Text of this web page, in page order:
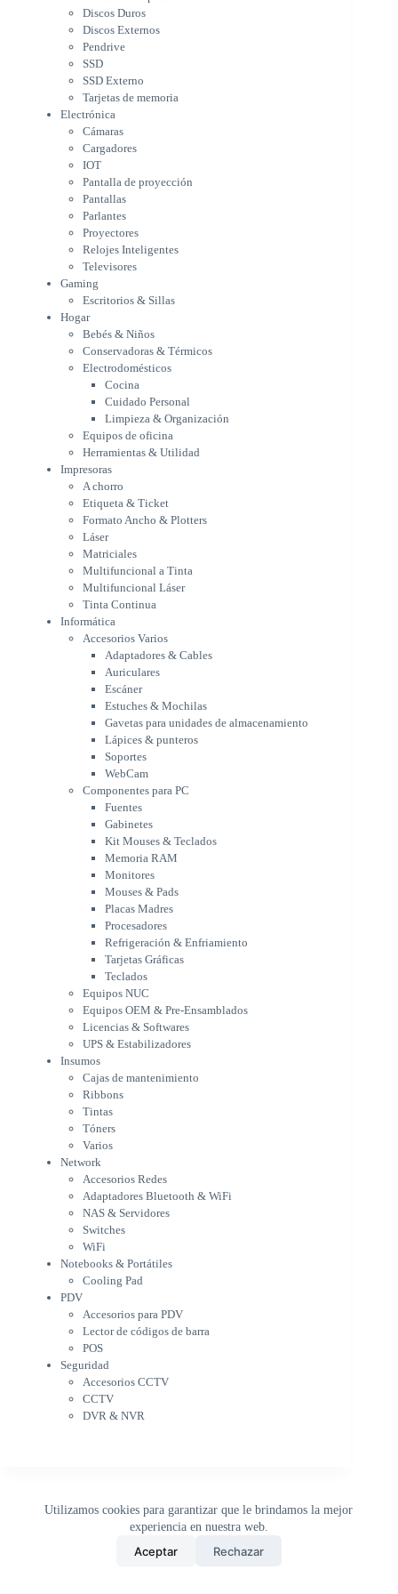
Utilizamos cookies para garantizar que le brindamos la mejor
experiencia en nuestra web.
Aceptar Rechazar
IOT
Pantalla de proyección
Pantallas
Proyectores
Relojes Inteligentes
Televisores
Gaming
Escritorios & Sillas
Hogar
Bebés & Niños
Conservadoras & Térmicos
Electrodomésticos
Cocina
Cuidado Personal
Limpieza & Organización
Equipos de oficina
Herramientas & Utilidad
Impresoras
A chorro
Etiqueta & Ticket
Formato Ancho & Plotters
Matriciales
Multifuncional a Tinta
Tinta Continua
Informática
Accesorios Varios
Adaptadores & Cables
Auriculares
Escáner
Estuches & Mochilas
Gavetas para unidades de
almacenamiento
Lápices & punteros
Soportes
WebCam
Componentes para PC
Fuentes
Gabinetes
Kit Mouses & Teclados
Memoria RAM
Monitores
Mouses & Pads
Placas Madres
Procesadores
Refrigeración & Enfriamiento
Tarjetas Gráficas
Teclados
Equipos NUC
Equipos OEM & Pre-Ensamblados
Licencias & Softwares
UPS & Estabilizadores
Insumos
Cajas de mantenimiento
Ribbons
Tintas
Tóners
Varios
Network
Accesorios Redes
Adaptadores Bluetooth & WiFi
Switches
WiFi
Notebooks & Portátiles
Cargador para notebook
Cooling Pad
PDV
Accesorios para PDV
Lector de códigos de barra
POS
Seguridad
Accesorios CCTV
CCTV
DVR & NVR
Sin categorizar
Discos Duros
Discos Externos
Pendrive
SSD
SSD Externo
Tarjetas de memoria
Electrónica
Cámaras
Cargadores
IOT
Pantalla de proyección
Pantallas
Parlantes
Proyectores
Relojes Inteligentes
Televisores
Gaming
Escritorios & Sillas
Hogar
Bebés & Niños
Conservadoras & Térmicos
Electrodomésticos
Cocina
Cuidado Personal
Limpieza & Organización
Equipos de oficina
Herramientas & Utilidad
Impresoras
A chorro
Etiqueta & Ticket
Formato Ancho & Plotters
Láser
Matriciales
Multifuncional a Tinta
Multifuncional Láser
Tinta Continua
Informática
Accesorios Varios
Adaptadores & Cables
Auriculares
Escáner
Estuches & Mochilas
Gavetas para unidades de almacenamiento
Lápices & punteros
Soportes
WebCam
Componentes para PC
Fuentes
Gabinetes
Kit Mouses & Teclados
Memoria RAM
Monitores
Mouses & Pads
Placas Madres
Procesadores
Refrigeración & Enfriamiento
Tarjetas Gráficas
Teclados
Equipos NUC
Equipos OEM & Pre-Ensamblados
Licencias & Softwares
UPS & Estabilizadores
Insumos
Cajas de mantenimiento
Ribbons
Tintas
Tóners
Varios
Network
Accesorios Redes
Adaptadores Bluetooth & WiFi
NAS & Servidores
Switches
WiFi
Notebooks & Portátiles
Cooling Pad
PDV
Accesorios para PDV
Lector de códigos de barra
POS
Seguridad
Accesorios CCTV
CCTV
DVR & NVR